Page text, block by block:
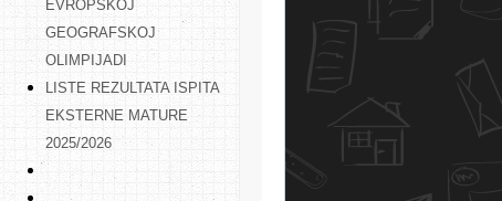
EVROPSKOJ
GEOGRAFSKOJ
OLIMPIJADI
LISTE REZULTATA ISPITA
EKSTERNE MATURE
2025/2026